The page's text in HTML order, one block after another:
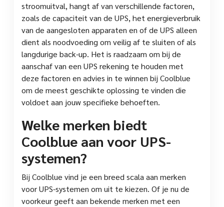
stroomuitval, hangt af van verschillende factoren,
zoals de capaciteit van de UPS, het energieverbruik
van de aangesloten apparaten en of de UPS alleen
dient als noodvoeding om veilig af te sluiten of als
langdurige back-up. Het is raadzaam om bij de
aanschaf van een UPS rekening te houden met
deze factoren en advies in te winnen bij Coolblue
om de meest geschikte oplossing te vinden die
voldoet aan jouw specifieke behoeften.
Welke merken biedt
Coolblue aan voor UPS-
systemen?
Bij Coolblue vind je een breed scala aan merken
voor UPS-systemen om uit te kiezen. Of je nu de
voorkeur geeft aan bekende merken met een